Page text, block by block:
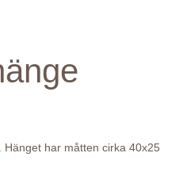
har måtten cirka 40x25